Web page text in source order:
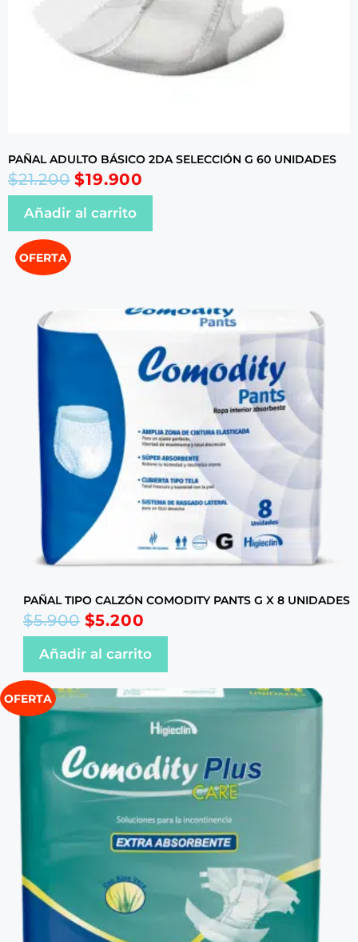
PAÑAL ADULTO BÁSICO 2DA SELECCIÓN G 60 UNIDADES
$21.200 $19.900
Añadir al carrito
OFERTA
PAÑAL TIPO CALZÓN COMODITY PANTS G X 8 UNIDADES
$5.900 $5.200
Añadir al carrito
OFERTA